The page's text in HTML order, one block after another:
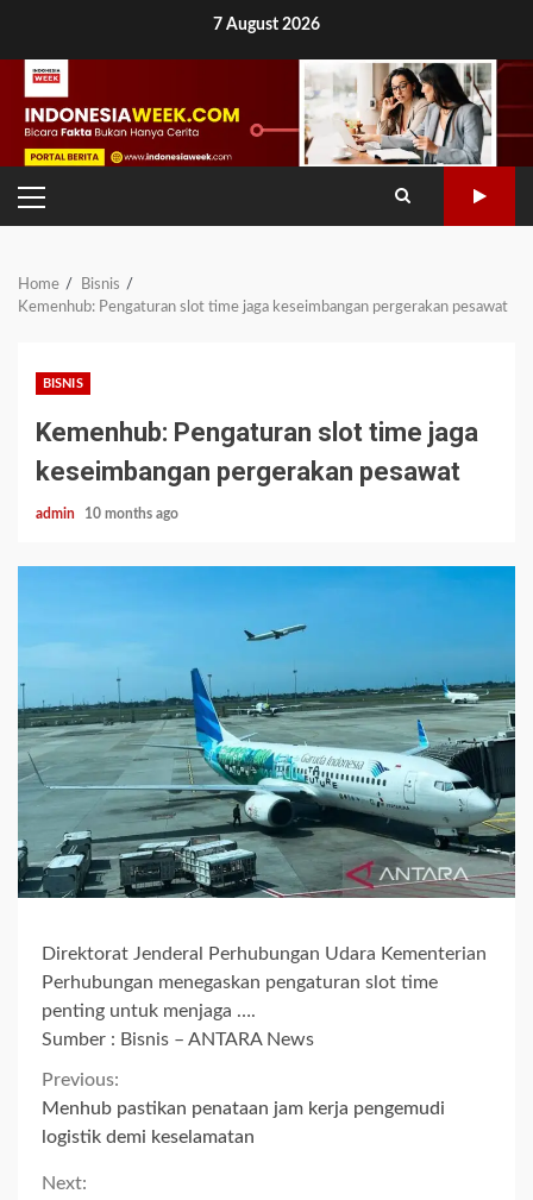
content
7 August 2026
PRIMARY
MENU
Home
Bisnis
Kemenhub: Pengaturan slot time jaga keseimbangan pergerakan pesawat
BISNIS
Kemenhub: Pengaturan slot time jaga
keseimbangan pergerakan pesawat
admin 10 months ago
Direktorat Jenderal Perhubungan Udara Kementerian
Perhubungan menegaskan pengaturan slot time
penting untuk menjaga ….
Sumber : Bisnis – ANTARA News
Continue
Reading
Previous:
Menhub pastikan penataan jam kerja pengemudi
logistik demi keselamatan
Next: